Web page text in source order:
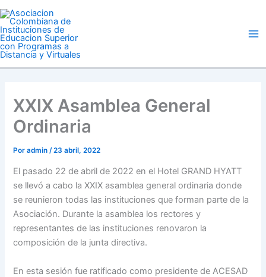
Ir
al
contenido
XXIX Asamblea General
Ordinaria
Poradmin/23 abril, 2022
El pasado 22 de abril de 2022 en el Hotel GRAND HYATT
se llevó a cabo la XXIX asamblea general ordinaria donde
se reunieron todas las instituciones que forman parte de la
Asociación. Durante la asamblea los rectores y
representantes de las instituciones renovaron la
composición de la junta directiva.
En esta sesión fue ratificado como presidente de ACESAD